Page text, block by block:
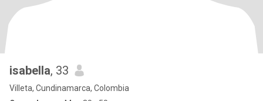
isabella, 33
Villeta, Cundinamarca, Colombia